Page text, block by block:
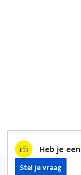
Heb je
Stel je vraag